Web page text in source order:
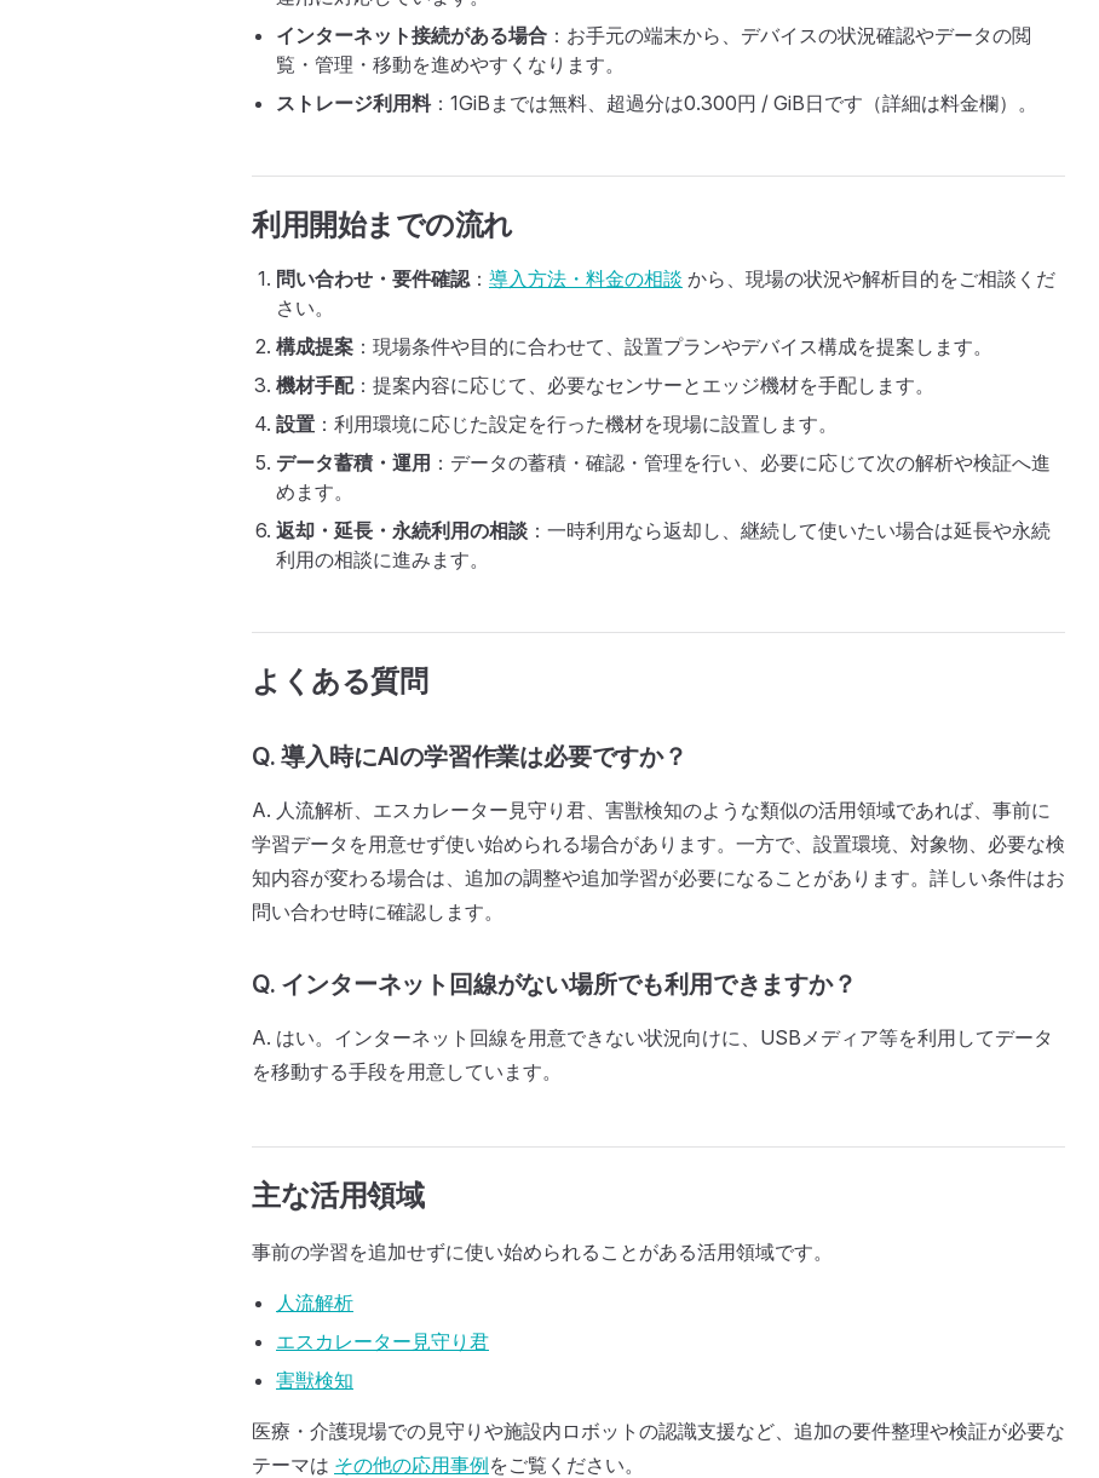
インターネット接続がある場合 ：お手元の端末から、デバイスの状況確認やデータの閲
覧・管理・移動を進めやすくなります。
ストレージ利用料：1GiBまでは無料、超過分は0.300円 / GiB日です（詳細は料金欄）。
利用開始までの流れ
問い合わせ・要件確認： 導入方法・料金の相談 から、現場の状況や解析目的をご相談くだ
さい。
構成提案 ：現場条件や目的に合わせて、設置プランやデバイス構成を提案します。
機材手配：提案内容に応じて、必要なセンサーとエッジ機材を手配します。
設置 ：利用環境に応じた設定を行った機材を現場に設置します。
データ蓄積・運用 ：データの蓄積・確認・管理を行い、必要に応じて次の解析や検証へ進
めます。
返却・延長・永続利用の相談 ：一時利用なら返却し、継続して使いたい場合は延長や永続
利用の相談に進みます。
よくある質問
Q. 導入時にAIの学習作業は必要ですか？
A. 人流解析、エスカレーター見守り君、害獣検知のような類似の活用領域であれば、事前に
学習データを用意せず使い始められる場合があります。一方で、設置環境、対象物、必要な検
知内容が変わる場合は、追加の調整や追加学習が必要になることがあります。詳しい条件はお
問い合わせ時に確認します。
Q. インターネット回線がない場所でも利用できますか？
A. はい。インターネット回線を用意できない状況向けに、USBメディア等を利用してデータ
を移動する手段を用意しています。
主な活用領域
事前の学習を追加せずに使い始められることがある活用領域です。
人流解析
エスカレーター見守り君
害獣検知
医療・介護現場での見守りや施設内ロボットの認識支援など、追加の要件整理や検証が必要な
テーマは その他の応用事例をご覧ください。